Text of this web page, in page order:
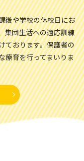
後や学校の休校日にお
集団生活への適応訓練
ております。保護者の
療育を行ってまいりま